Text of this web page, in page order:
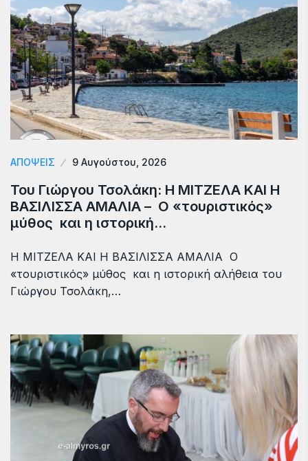
ΑΠΟΨΕΙΣ 9 Αυγούστου, 2026
Του Γιώργου Τσολάκη: Η ΜΙΤΖΕΛΑ ΚΑΙ Η
ΒΑΣΙΛΙΣΣΑ ΑΜΑΛΙΑ – Ο «τουριστικός»
μύθος και η ιστορική…
Η ΜΙΤΖΕΛΑ ΚΑΙ Η ΒΑΣΙΛΙΣΣΑ ΑΜΑΛΙΑ Ο
«τουριστικός» μύθος και η ιστορική αλήθεια του
Γιώργου Τσολάκη,…